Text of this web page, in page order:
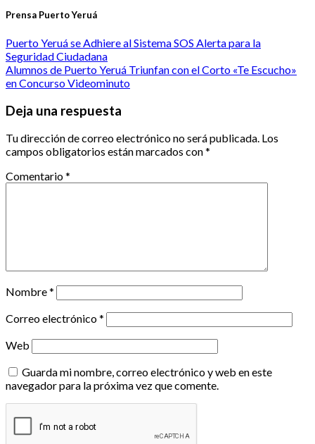
Prensa Puerto Yeruá
Puerto Yeruá se Adhiere al Sistema SOS Alerta para la
Seguridad Ciudadana
Alumnos de Puerto Yeruá Triunfan con el Corto «Te Escucho»
en Concurso Videominuto
Deja una respuesta
Tu dirección de correo electrónico no será publicada. Los
campos obligatorios están marcados con*
Comentario*
Nombre*
Correo electrónico*
Web
Guarda mi nombre, correo electrónico y web en este
navegador para la próxima vez que comente.